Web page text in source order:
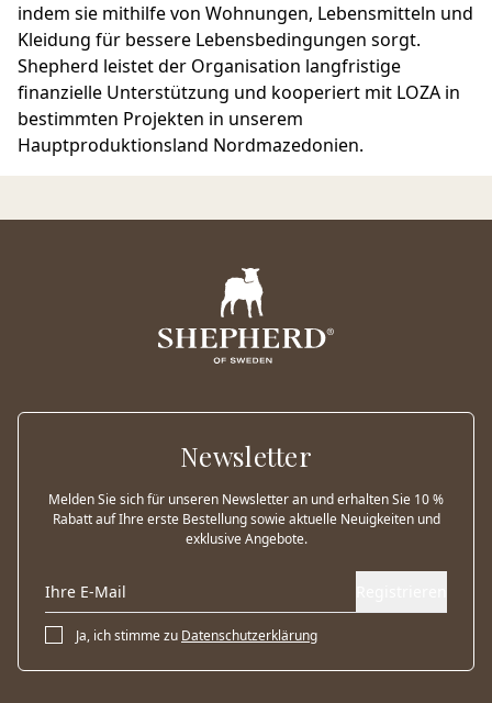
indem sie mithilfe von Wohnungen, Lebensmitteln und
Kleidung für bessere Lebensbedingungen sorgt.
Shepherd leistet der Organisation langfristige
finanzielle Unterstützung und kooperiert mit LOZA in
bestimmten Projekten in unserem
Hauptproduktionsland Nordmazedonien.
Newsletter
Melden Sie sich für unseren Newsletter an und erhalten Sie 10 %
Rabatt auf Ihre erste Bestellung sowie aktuelle Neuigkeiten und
exklusive Angebote.
Ja, ich stimme zu Datenschutzerklärung